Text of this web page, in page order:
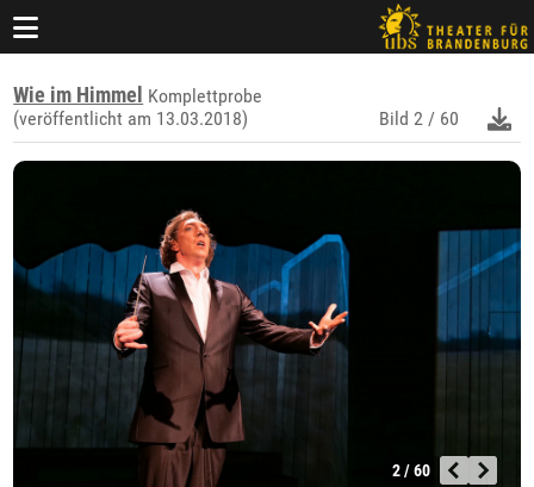
Wie im Himmel Komplettprobe
(veröffentlicht am 13.03.2018)
Bild 2 / 60
2 / 60